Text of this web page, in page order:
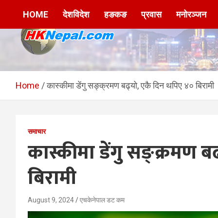
HKNepal.com –
हङकङबाट सञ्चालित पहिलो
hknepal, hknepal.com, hk nepal, hk nepal com
HOME देशविदेश हङकङ प्रवास मनोरञ्जन
Home कास्कीमा डेंगु सङ्क्रमण बढ्यो, एकै दिन थपिए ४० बिरामी
समाचार
कास्कीमा डेंगु सङ्क्रमण
बिरामी
August 9, 2024 एचकेनेपाल डट कम